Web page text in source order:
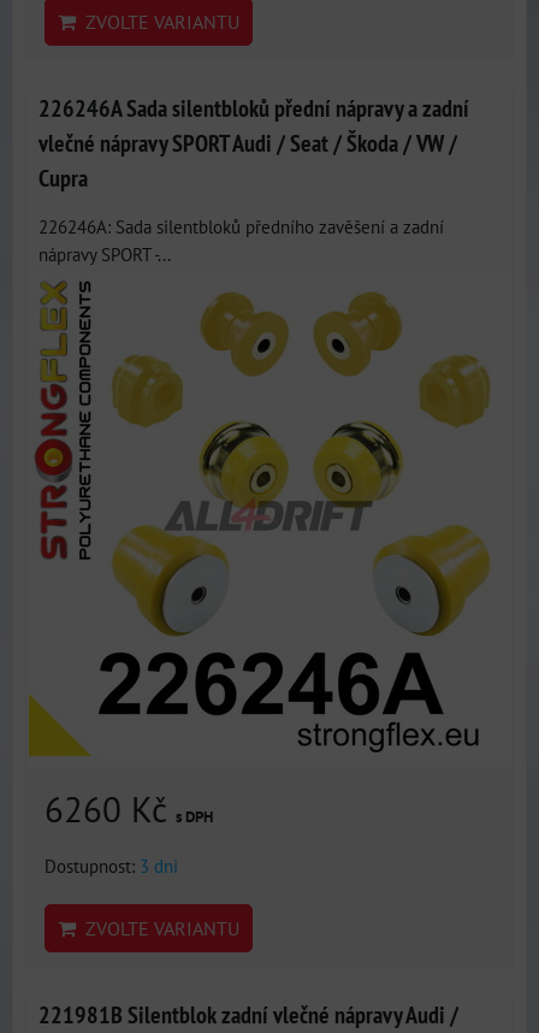
ZVOLTE VARIANTU
226246A Sada silentbloků přední nápravy a zadní
vlečné nápravy SPORT Audi / Seat / Škoda / VW /
Cupra
226246A: Sada silentbloků předního zavěšení a zadní
nápravy SPORT -...
6260 Kč s DPH
Dostupnost: 3 dni
ZVOLTE VARIANTU
221981B Silentblok zadní vlečné nápravy Audi /